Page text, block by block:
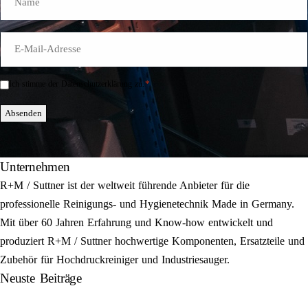
Mail
Einwilligung
Ich stimme der Datenschutzerklärung zu.*
Absenden
Unternehmen
R+M / Suttner ist der weltweit führende Anbieter für die
professionelle Reinigungs- und Hygienetechnik Made in Germany.
Mit über 60 Jahren Erfahrung und Know-how entwickelt und
produziert R+M / Suttner hochwertige Komponenten, Ersatzteile und
Zubehör für Hochdruckreiniger und Industriesauger.
Neuste Beiträge